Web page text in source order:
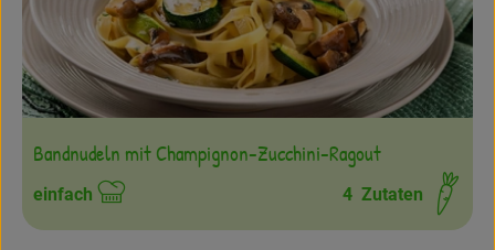
Bandnudeln mit Champignon-Zucchini-Ragout
Schwierigkeit:
einfach 4 Zutaten